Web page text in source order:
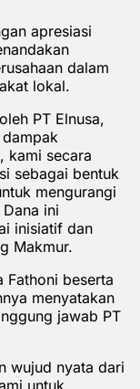
apresiasi
dalam
lokal.
PT Elnusa,
kami secara
sebagai bentuk
mengurangi
ini
inisiatif dan
Makmur.
Fathoni beserta
menyatakan
jawab PT
wujud nyata dari
untuk